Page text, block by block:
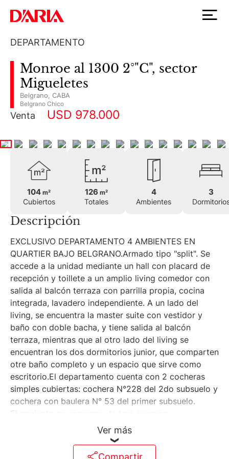
DEPARTAMENTO
Monroe al 1300 2°"C", sector
Migueletes
Belgrano CABA
Belgrano Chico
Venta USD 978.000
104m²
Cubiertos
126 m²
Totales
4
Ambientes
3
Descripción
EXCLUSIVO DEPARTAMENTO 4 AMBIENTES EN
QUARTIER BAJO BELGRANO.Armado tipo "split". Se
accede a la unidad mediante un hall con placard de
recepción y toillete a un amplio living comedor con
salida al balcón terraza con parrilla propia, cocina
integrada, lavadero independiente. A un lado del
living, se encuentra la master suite con vestidor y
baño con doble bacha, y tiene salida al balcón
terraza, mientras que al otro lado del living se
encuentran los dos dormitorios junior, que comparten
otre baño completo y un espacio que sirve como
escritorio.El departamento cuenta con 2 cocheras
simples cubiertas: cochera N°228 del 2do subsuelo y
cochera con baulera N° 53 del primer subsuelo.
El conjunto se compone de tres cuerpos
independientes de planta baja y cinco pisos de
unidades que comparten su infraestructura y
amenities.Sobre la Av. Monroe se encuentran los
Ver más
Compartir